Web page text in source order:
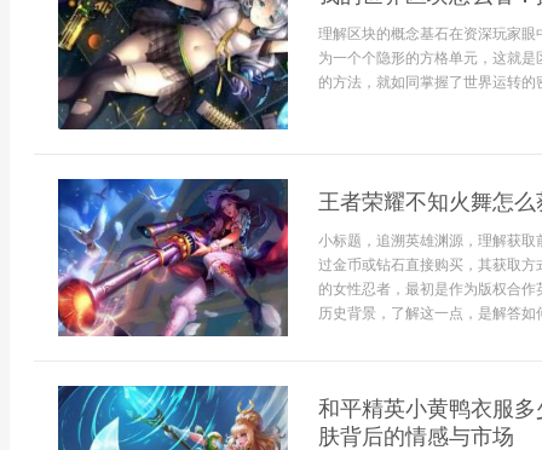
理解区块的概念基石在资深玩家
为一个个隐形的方格单元，这就
的方法，就如同掌握了世界运转的
王者荣耀不知火舞怎
小标题，追溯英雄渊源，理解获
过金币或钻石直接购买，其获取
的女性忍者，最初是作为版权合
历史背景，了解这一点，是解答如
和平精英小黄鸭衣服
肤背后的情感与市场